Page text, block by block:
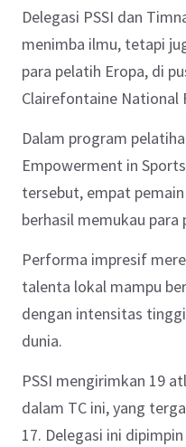
Delegasi PSSI dan
menimba ilmu, tetapi
para pelatih Eropa, di
Clairefontaine National
Dalam program
Empowerment in
tersebut, empat
berhasil memukau para
Performa impresif
talenta lokal mampu
dengan intensitas
dunia.
PSSI mengirimkan 19
dalam TC ini, yang
17. Delegasi ini